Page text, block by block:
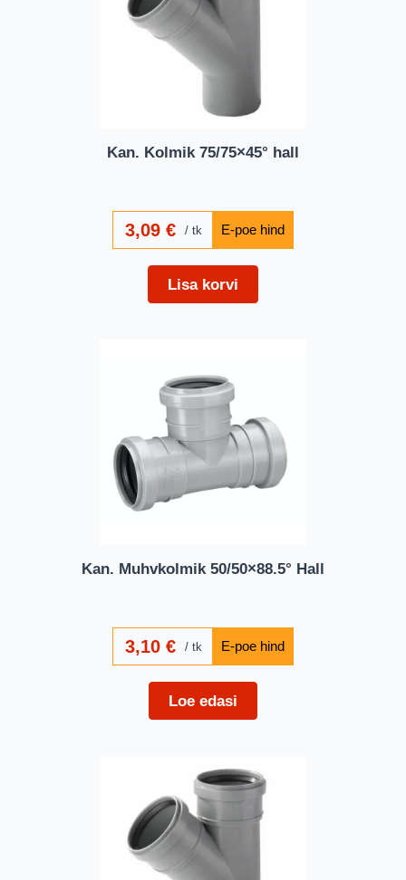
Kan. Kolmik 75/75×45° hall
3,09€ tk
Lisa korvi
Kan. Muhvkolmik 50/50×88.5° Hall
3,10€ tk
Loe edasi